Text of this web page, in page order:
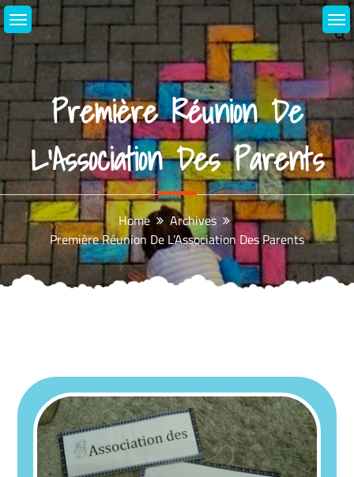
Skip
to
content
Première Réunion De
L’Association Des Parents
Home
Archives
Première Réunion De L’Association Des Parents